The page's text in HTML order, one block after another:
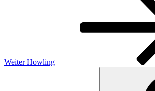
Weiter Howling